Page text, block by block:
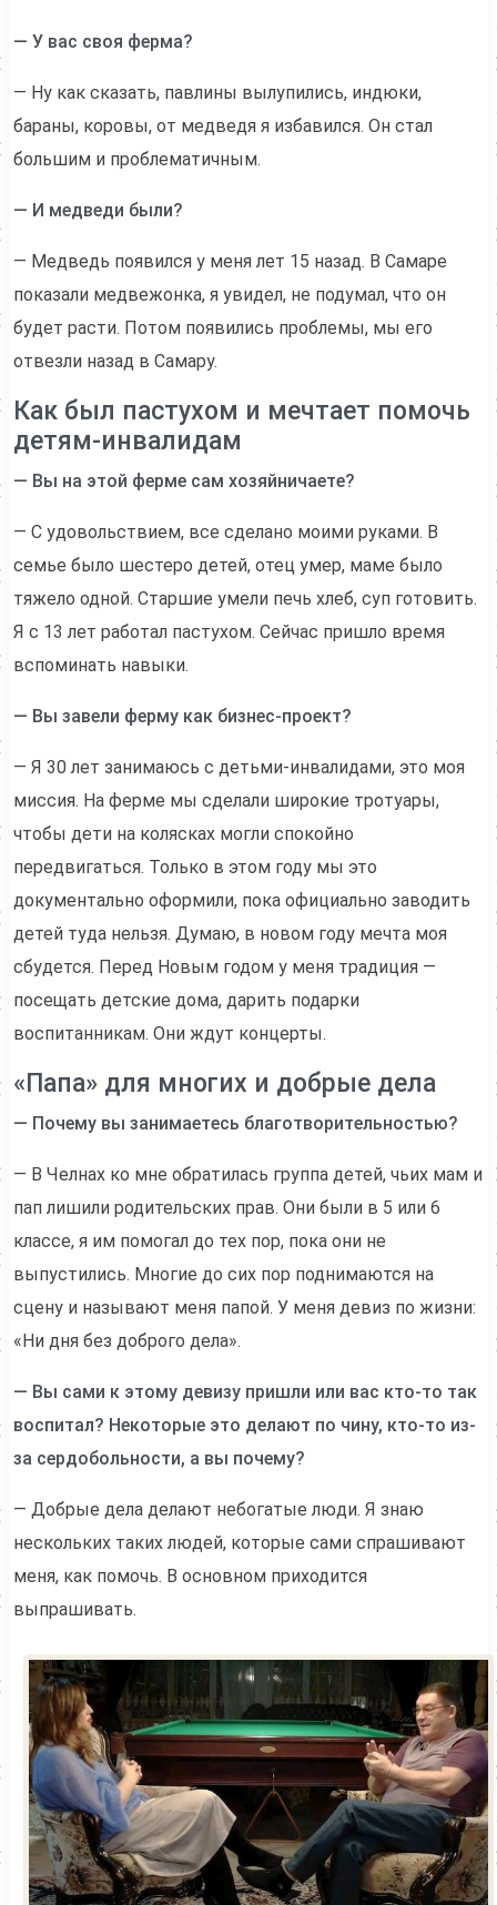
— У вас своя ферма?
— Ну как сказать, павлины вылупились, индюки,
бараны, коровы, от медведя я избавился. Он стал
большим и проблематичным.
— И медведи были?
— Медведь появился у меня лет 15 назад. В Самаре
показали медвежонка, я увидел, не подумал, что он
будет расти. Потом появились проблемы, мы его
отвезли назад в Самару.
Как был пастухом и мечтает помочь
детям-инвалидам
— Вы на этой ферме сам хозяйничаете?
— С удовольствием, все сделано моими руками. В
семье было шестеро детей, отец умер, маме было
тяжело одной. Старшие умели печь хлеб, суп готовить.
Я с 13 лет работал пастухом. Сейчас пришло время
вспоминать навыки.
— Вы завели ферму как бизнес-проект?
— Я 30 лет занимаюсь с детьми-инвалидами, это моя
миссия. На ферме мы сделали широкие тротуары,
чтобы дети на колясках могли спокойно
передвигаться. Только в этом году мы это
документально оформили, пока официально заводить
детей туда нельзя. Думаю, в новом году мечта моя
сбудется. Перед Новым годом у меня традиция —
посещать детские дома, дарить подарки
воспитанникам. Они ждут концерты.
«Папа» для многих и добрые дела
— Почему вы занимаетесь благотворительностью?
— В Челнах ко мне обратилась группа детей, чьих мам и
пап лишили родительских прав. Они были в 5 или 6
классе, я им помогал до тех пор, пока они не
выпустились. Многие до сих пор поднимаются на
сцену и называют меня папой. У меня девиз по жизни:
«Ни дня без доброго дела».
— Вы сами к этому девизу пришли или вас кто-то так
воспитал? Некоторые это делают по чину, кто-то из-
за сердобольности, а вы почему?
— Добрые дела делают небогатые люди. Я знаю
нескольких таких людей, которые сами спрашивают
меня, как помочь. В основном приходится
выпрашивать.